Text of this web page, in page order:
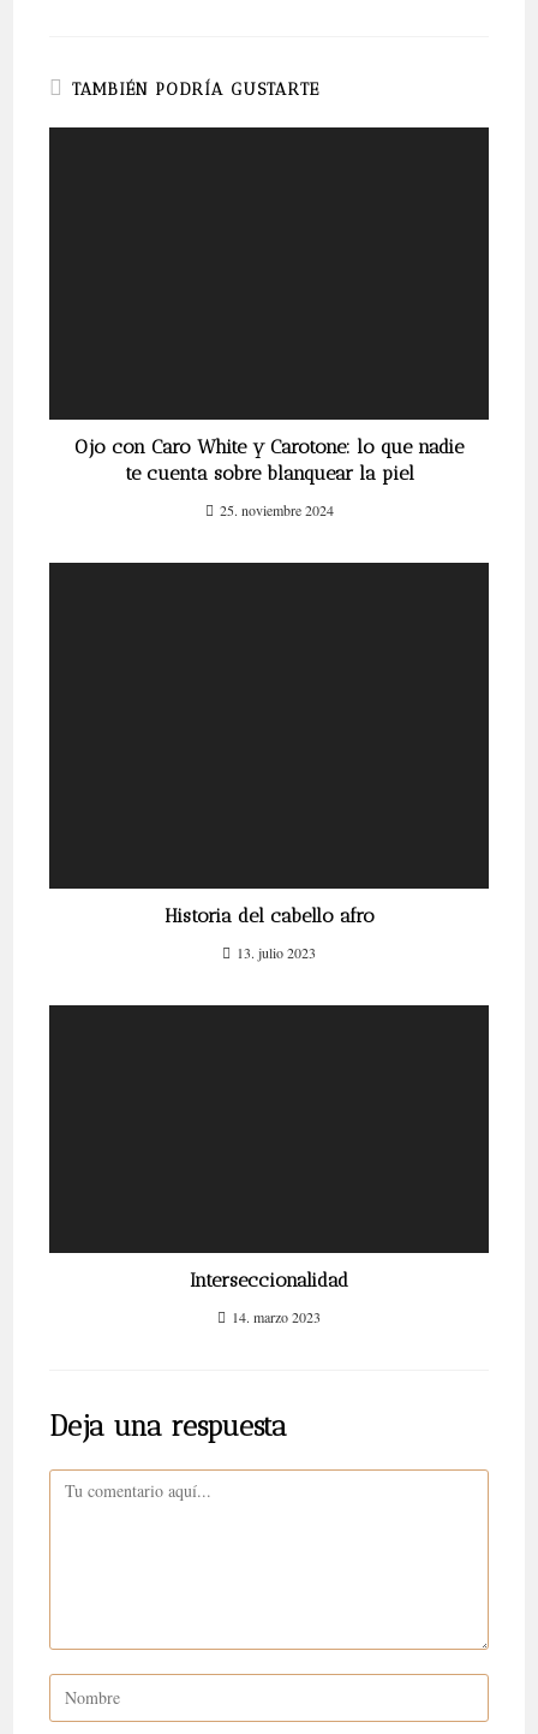
TAMBIÉN PODRÍA GUSTARTE
Ojo con Caro White y Carotone: lo que nadie
te cuenta sobre blanquear la piel
25. noviembre 2024
Historia del cabello afro
13. julio 2023
Interseccionalidad
14. marzo 2023
Deja una respuesta
Comentario
Introduce
tu